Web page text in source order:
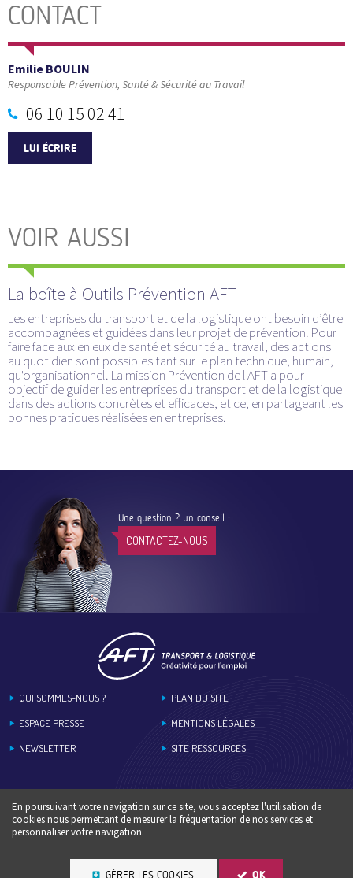
CONTACT
Emilie BOULIN
Responsable Prévention, Santé & Sécurité au Travail
06 10 15 02 41
LUI ÉCRIRE
VOIR AUSSI
La boîte à Outils Prévention AFT
Les entreprises du transport et de la logistique ont besoin d’être
accompagnées et guidées dans leur projet de prévention. Pour
faire face aux enjeux de santé et sécurité au travail, des actions
au quotidien sont possibles tant sur le plan technique, humain,
qu'organisationnel. La mission Prévention de l'AFT a pour
objectif de guider les entreprises du transport et de la logistique
dans des actions concrètes et efficaces, et ce, en partageant les
bonnes pratiques réalisées en entreprises.
Une question ? un conseil :
CONTACTEZ-NOUS
QUI SOMMES-NOUS ?
ESPACE PRESSE
NEWSLETTER
PLAN DU SITE
MENTIONS LÉGALES
SITE RESSOURCES
En poursuivant votre navigation sur ce site, vous acceptez l'utilisation de
cookies nous permettant de mesurer la fréquentation de nos services et
personnaliser votre navigation.
GÉRER LES COOKIES OK